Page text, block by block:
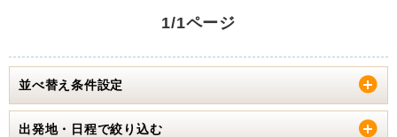
1/1ページ
並べ替え条件設定
出発地・日程で絞り込む